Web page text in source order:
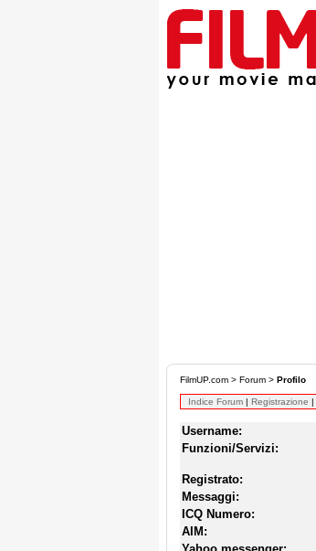
FilmUP.com > Forum > Profilo
Indice Forum | Registrazione |
Username:
Funzioni/Servizi:
Registrato:
Messaggi:
ICQ Numero:
AIM: